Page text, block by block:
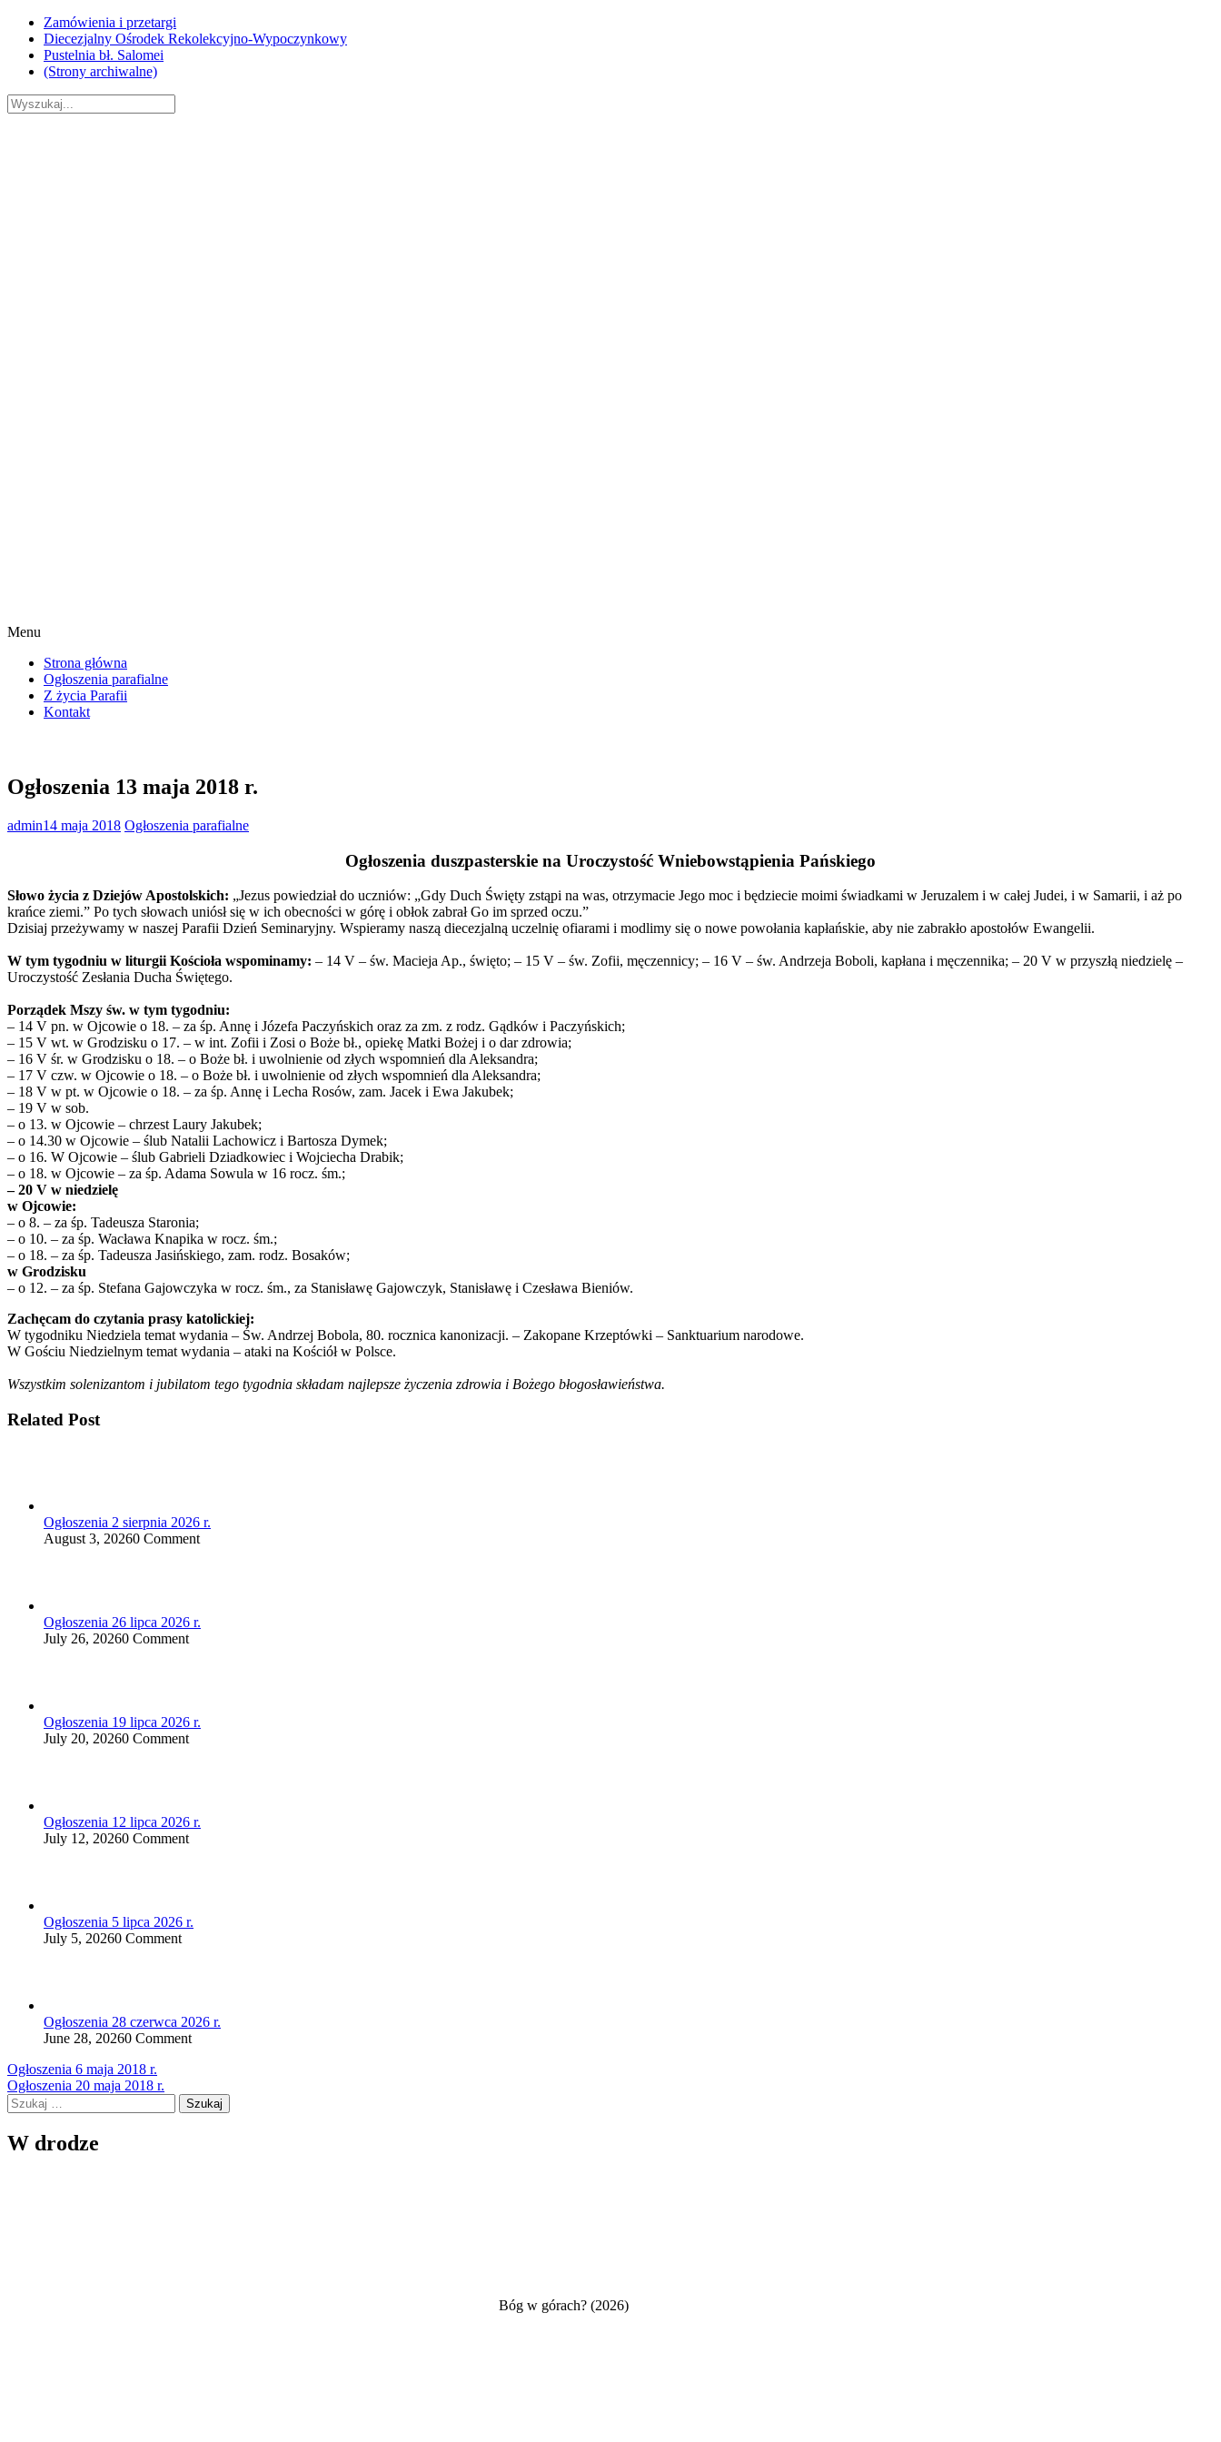
Skip
content
Zamówienia i przetargi
Diecezjalny Ośrodek Rekolekcyjno-Wypoczynkowy
Pustelnia bł. Salomei
(Strony archiwalne)
Menu
Strona główna
Ogłoszenia parafialne
Z życia Parafii
Kontakt
Ogłoszenia 13 maja 2018 r.
admin14 maja 2018 Ogłoszenia parafialne
Ogłoszenia duszpasterskie na Uroczystość Wniebowstąpienia Pańskiego
Słowo życia z Dziejów Apostolskich: „Jezus powiedział do uczniów: „Gdy Duch Święty zstąpi na was, otrzymacie Jego moc i będziecie moimi świadkami w Jeruzalem i w całej Judei, i w Samarii, i aż po
krańce ziemi.” Po tych słowach uniósł się w ich obecności w górę i obłok zabrał Go im sprzed oczu.”
Dzisiaj przeżywamy w naszej Parafii Dzień Seminaryjny. Wspieramy naszą diecezjalną uczelnię ofiarami i modlimy się o nowe powołania kapłańskie, aby nie zabrakło apostołów Ewangelii.
W tym tygodniu w liturgii Kościoła wspominamy: – 14 V – św. Macieja Ap., święto; – 15 V – św. Zofii, męczennicy; – 16 V – św. Andrzeja Boboli, kapłana i męczennika; – 20 V w przyszłą niedzielę –
Uroczystość Zesłania Ducha Świętego.
Porządek Mszy św. w tym tygodniu:
– 14 V pn. w Ojcowie o 18. – za śp. Annę i Józefa Paczyńskich oraz za zm. z rodz. Gądków i Paczyńskich;
– 15 V wt. w Grodzisku o 17. – w int. Zofii i Zosi o Boże bł., opiekę Matki Bożej i o dar zdrowia;
– 16 V śr. w Grodzisku o 18. – o Boże bł. i uwolnienie od złych wspomnień dla Aleksandra;
– 17 V czw. w Ojcowie o 18. – o Boże bł. i uwolnienie od złych wspomnień dla Aleksandra;
– 18 V w pt. w Ojcowie o 18. – za śp. Annę i Lecha Rosów, zam. Jacek i Ewa Jakubek;
– 19 V w sob.
– o 13. w Ojcowie – chrzest Laury Jakubek;
– o 14.30 w Ojcowie – ślub Natalii Lachowicz i Bartosza Dymek;
– o 16. W Ojcowie – ślub Gabrieli Dziadkowiec i Wojciecha Drabik;
– o 18. w Ojcowie – za śp. Adama Sowula w 16 rocz. śm.;
– 20 V w niedzielę
w Ojcowie:
– o 8. – za śp. Tadeusza Staronia;
– o 10. – za śp. Wacława Knapika w rocz. śm.;
– o 18. – za śp. Tadeusza Jasińskiego, zam. rodz. Bosaków;
w Grodzisku
– o 12. – za śp. Stefana Gajowczyka w rocz. śm., za Stanisławę Gajowczyk, Stanisławę i Czesława Bieniów.
Zachęcam do czytania prasy katolickiej:
W tygodniku Niedziela temat wydania – Św. Andrzej Bobola, 80. rocznica kanonizacji. – Zakopane Krzeptówki – Sanktuarium narodowe.
W Gościu Niedzielnym temat wydania – ataki na Kościół w Polsce.
Wszystkim solenizantom i jubilatom tego tygodnia składam najlepsze życzenia zdrowia i Bożego błogosławieństwa.
Related Post
Ogłoszenia 2 sierpnia 2026 r.
August 3, 20260 Comment
Ogłoszenia 26 lipca 2026 r.
July 26, 20260 Comment
Ogłoszenia 19 lipca 2026 r.
July 20, 20260 Comment
Ogłoszenia 12 lipca 2026 r.
July 12, 20260 Comment
Ogłoszenia 5 lipca 2026 r.
July 5, 20260 Comment
Ogłoszenia 28 czerwca 2026 r.
June 28, 20260 Comment
Nawigacja
wpisu
Ogłoszenia 6 maja 2018 r.
Ogłoszenia 20 maja 2018 r.
Szukaj:
W drodze
Bóg w górach? (2026)